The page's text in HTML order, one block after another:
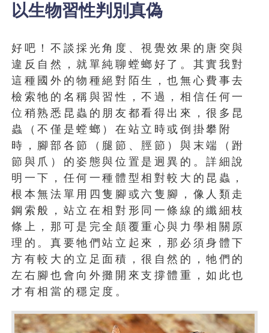
以生物習性判別真偽
好吧！不談採光角度、視覺效果的唐突與
違反自然，就單純聊螳螂好了。其實我對
這種國外的物種絕對陌生，也無心費事去
檢索牠的名稱與習性，不過，相信任何一
位稍熟悉昆蟲的朋友都看得出來，很多昆
蟲（不僅是螳螂）在站立時或倒掛攀附
時，腳部各節（腿節、脛節）與末端（跗
節與爪）的姿態與位置是迥異的。詳細說
明一下，任何一種體型相對較大的昆蟲，
根本無法單用四隻腳或六隻腳，像人類走
鋼索般，站立在相對形同一條線的纖細枝
條上，那可是完全顛覆重心與力學相關原
理的。真要牠們站立起來，那必須身體下
方有較大的立足面積，很自然的，牠們的
左右腳也會向外攤開來支撐體重，如此也
才有相當的穩定度。